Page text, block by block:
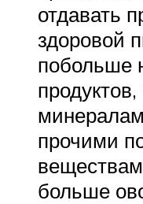
отдавать
здоровой
побольше
прочими
больше